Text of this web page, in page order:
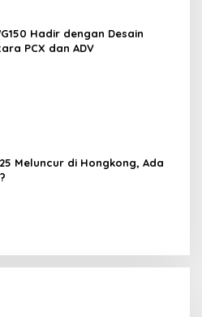
Hadir dengan Desain
PCX dan ADV
Meluncur di Hongkong, Ada